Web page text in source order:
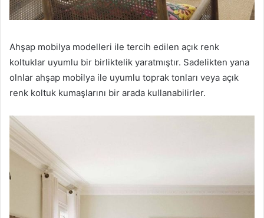
Ahşap mobilya modelleri ile tercih edilen açık renk
koltuklar uyumlu bir birliktelik yaratmıştır. Sadelikten yana
olnlar ahşap mobilya ile uyumlu toprak tonları veya açık
renk koltuk kumaşlarını bir arada kullanabilirler.